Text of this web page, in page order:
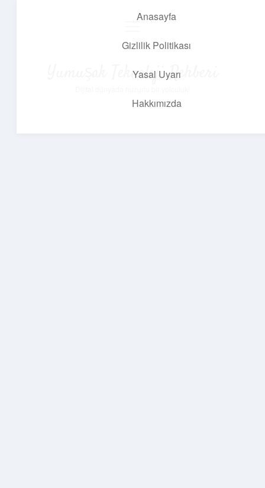
Anasayfa
Gizlilik Politikası
Yasal Uyarı
Hakkımızda
Yumuşak Teknoloji Rehberi